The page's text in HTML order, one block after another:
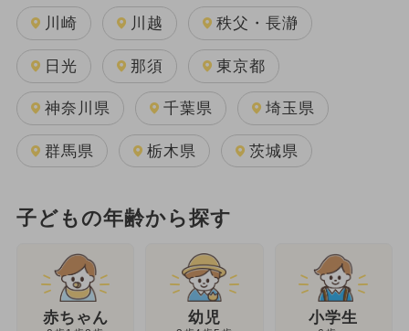
川崎 川越 秩父・長瀞
日光 那須 東京都
神奈川県 千葉県 埼玉県
群馬県 栃木県 茨城県
子どもの年齢から探す
赤ちゃん 幼児 小学生